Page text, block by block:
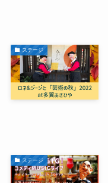
ステージ
ステージ